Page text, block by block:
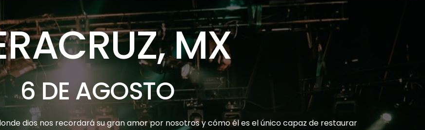
MX
6 DE AGOSTO
dios nos recordará su gran amor por nosotros y cómo él es el único capaz de restaurar